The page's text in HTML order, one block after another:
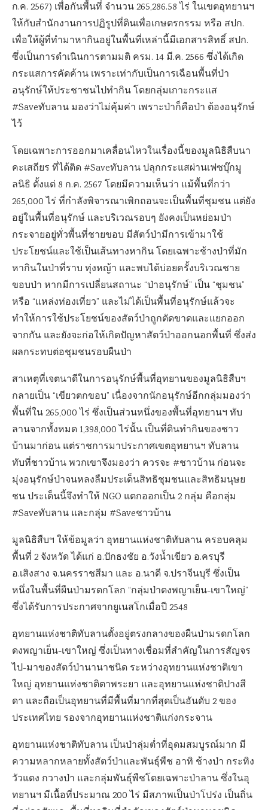
ก.ค. 2567) เพื่อกันพื้นที่ จำนวน 265,286.58 ไร่ ในเขตอุทยานฯ
ให้กับสำนักงานการปฏิรูปที่ดินเพื่อเกษตรกรรม หรือ สปก.
เพื่อให้ผู้ที่ทำมาหากินอยู่ในพื้นที่เหล่านี้มีเอกสารสิทธิ์ สปก.
ซึ่งเป็นการดำเนินการตามมติ ครม. 14 มี.ค. 2566 ซึ่งได้เกิด
กระแสการคัดค้าน เพราะเท่ากับเป็นการเฉือนพื้นที่ป่า
อนุรักษ์ให้ประชาชนไปทำกิน โดยกลุ่มเกาะกระแส
#Saveทับลาน มองว่าไม่คุ้มค่า เพราะป่าก็คือป่า ต้องอนุรักษ์
ไว้
โดยเฉพาะการออกมาเคลื่อนไหวในเรื่องนี้ของมูลนิธิสืบนา
คะเสถียร ที่ได้ติด #Saveทับลาน ปลุกกระแสผ่านเฟซบุ๊กมู
ลนิธิ ตั้งแต่ 8 ก.ค. 2567 โดยมีความเห็นว่า แม้พื้นที่กว่า
265,000 ไร่ ที่กำลังพิจารณาเพิกถอนจะเป็นพื้นที่ชุมชน แต่ยัง
อยู่ในพื้นที่อนุรักษ์ และบริเวณรอบๆ ยังคงเป็นหย่อมป่า
กระจายอยู่ทั่วพื้นที่ชายขอบ มีสัตว์ป่ามีการเข้ามาใช้
ประโยชน์และใช้เป็นเส้นทางหากิน โดยเฉพาะช้างป่าที่มัก
หากินในป่าที่ราบ ทุ่งหญ้า และพบได้บ่อยครั้งบริเวณชาย
ขอบป่า หากมีการเปลี่ยนสถานะ “ป่าอนุรักษ์” เป็น “ชุมชน”
หรือ “แหล่งท่องเที่ยว” และไม่ได้เป็นพื้นที่อนุรักษ์แล้วจะ
ทำให้การใช้ประโยชน์ของสัตว์ป่าถูกตัดขาดและแยกออก
จากกัน และยังจะก่อให้เกิดปัญหาสัตว์ป่าออกนอกพื้นที่ ซึ่งส่ง
ผลกระทบต่อชุมชนรอบผืนป่า
สาเหตุที่เจตนาดีในการอนุรักษ์พื้นที่อุทยานของมูลนิธิสืบฯ
กลายเป็น “เขียวตกขอบ” เนื่องจากนักอนุรักษ์อีกกลุ่มมองว่า
พื้นที่ใน 265,000 ไร่ ซึ่งเป็นส่วนหนึ่งของพื้นที่อุทยานฯ ทับ
ลานจากทั้งหมด 1,398,000 ไร่นั้น เป็นที่ดินทำกินของชาว
บ้านมาก่อน แต่ราชการมาประกาศเขตอุทยานฯ ทับลาน
ทับที่ชาวบ้าน พวกเขาจึงมองว่า ควรจะ #ชาวบ้าน ก่อนจะ
มุ่งอนุรักษ์ป่าจนหลงลืมประเด็นสิทธิชุมชนและสิทธิมนุษย
ชน ประเด็นนี้จึงทำให้ NGO แตกออกเป็น 2 กลุ่ม คือกลุ่ม
#Saveทับลาน และกลุ่ม #Saveชาวบ้าน
มูลนิธิสืบฯ ให้ข้อมูลว่า อุทยานแห่งชาติทับลาน ครอบคลุม
พื้นที่ 2 จังหวัด ได้แก่ อ.ปักธงชัย อ.วังน้ำเขียว อ.ครบุรี
อ.เสิงสาง จ.นครราชสีมา และ อ.นาดี จ.ปราจีนบุรี ซึ่งเป็น
หนึ่งในพื้นที่ผืนป่ามรดกโลก “กลุ่มป่าดงพญาเย็น-เขาใหญ่”
ซึ่งได้รับการประกาศจากยูเนสโกเมื่อปี 2548
อุทยานแห่งชาติทับลานตั้งอยู่ตรงกลางของผืนป่ามรดกโลก
ดงพญาเย็น-เขาใหญ่ ซึ่งเป็นทางเชื่อมที่สำคัญในการสัญจร
ไป-มาของสัตว์ป่านานาชนิด ระหว่างอุทยานแห่งชาติเขา
ใหญ่ อุทยานแห่งชาติตาพระยา และอุทยานแห่งชาติปางสี
ดา และถือเป็นอุทยานที่มีพื้นที่มากที่สุดเป็นอันดับ 2 ของ
ประเทศไทย รองจากอุทยานแห่งชาติแก่งกระจาน
อุทยานแห่งชาติทับลาน เป็นป่าลุ่มต่ำที่อุดมสมบูรณ์มาก มี
ความหลากหลายทั้งสัตว์ป่าและพันธุ์พืช อาทิ ช้างป่า กระทิง
วัวแดง กวางป่า และกลุ่มพันธุ์พืชโดยเฉพาะป่าลาน ซึ่งในอุ
ทยานฯ มีเนื้อที่ประมาณ 200 ไร่ มีสภาพเป็นป่าโปร่ง เป็นถิ่น